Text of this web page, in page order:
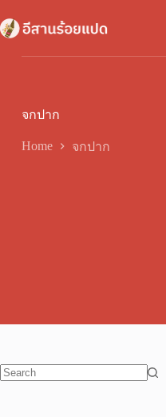
to
content
จกปาก
Home จกปาก